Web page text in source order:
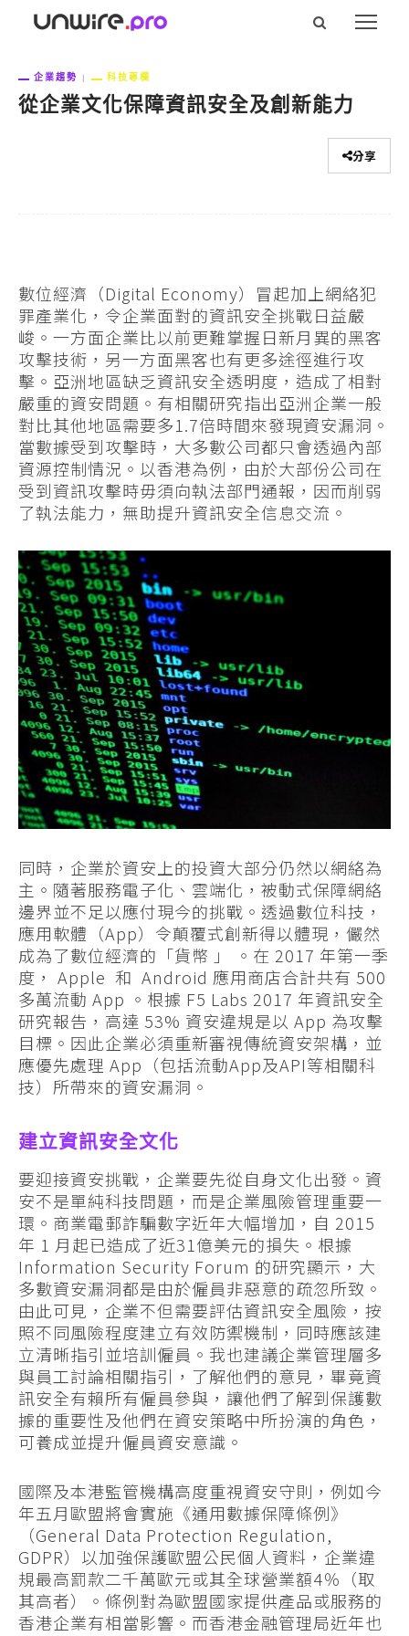
企業趨勢 科技專欄
從企業文化保障資訊安全及創新能力
分享
數位經濟（Digital Economy）冒起加上網絡犯
罪產業化，令企業面對的資訊安全挑戰日益嚴
峻。一方面企業比以前更難掌握日新月異的黑客
攻擊技術，另一方面黑客也有更多途徑進行攻
擊。亞洲地區缺乏資訊安全透明度，造成了相對
嚴重的資安問題。有相關研究指出亞洲企業一般
對比其他地區需要多1.7倍時間來發現資安漏洞。
當數據受到攻擊時，大多數公司都只會透過內部
資源控制情況。以香港為例，由於大部份公司在
受到資訊攻擊時毋須向執法部門通報，因而削弱
了執法能力，無助提升資訊安全信息交流。
同時，企業於資安上的投資大部分仍然以網絡為
主。隨著服務電子化、雲端化，被動式保障網絡
邊界並不足以應付現今的挑戰。透過數位科技，
應用軟體（App）令顛覆式創新得以體現，儼然
成為了數位經濟的「貨幣 」 。在 2017 年第一季
度， Apple 和 Android 應用商店合計共有 500
多萬流動 App 。根據 F5 Labs 2017 年資訊安全
研究報告，高達 53% 資安違規是以 App 為攻擊
目標。因此企業必須重新審視傳統資安架構，並
應優先處理 App（包括流動App及API等相關科
技）所帶來的資安漏洞。
建立資訊安全文化
要迎接資安挑戰，企業要先從自身文化出發。資
安不是單純科技問題，而是企業風險管理重要一
環。商業電郵詐騙數字近年大幅增加，自 2015
年 1 月起已造成了近31億美元的損失。根據
Information Security Forum 的研究顯示，大
多數資安漏洞都是由於僱員非惡意的疏忽所致。
由此可見，企業不但需要評估資訊安全風險，按
照不同風險程度建立有效防禦機制，同時應該建
立清晰指引並培訓僱員。我也建議企業管理層多
與員工討論相關指引，了解他們的意見，畢竟資
訊安全有賴所有僱員參與，讓他們了解到保護數
據的重要性及他們在資安策略中所扮演的角色，
可養成並提升僱員資安意識。
國際及本港監管機構高度重視資安守則，例如今
年五月歐盟將會實施《通用數據保障條例》
（General Data Protection Regulation,
GDPR）以加強保護歐盟公民個人資料，企業違
規最高罰款二千萬歐元或其全球營業額4％（取
其高者）。條例對為歐盟國家提供產品或服務的
香港企業有相當影響。而香港金融管理局近年也